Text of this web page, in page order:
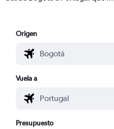
Origen
Vuela a
Presupuesto